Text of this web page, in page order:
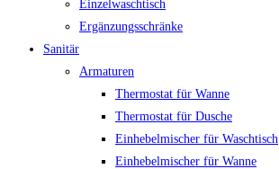
Einzelwaschtisch
Ergänzungsschränke
Sanitär
Armaturen
Thermostat für Wanne
Thermostat für Dusche
Einhebelmischer für Waschtisch
Einhebelmischer für Wanne